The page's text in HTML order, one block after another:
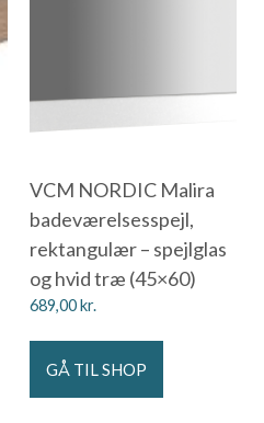
VCM NORDIC Malira
badeværelsesspejl,
rektangulær – spejlglas
og hvid træ (45×60)
689,00kr.
GÅ TIL SHOP